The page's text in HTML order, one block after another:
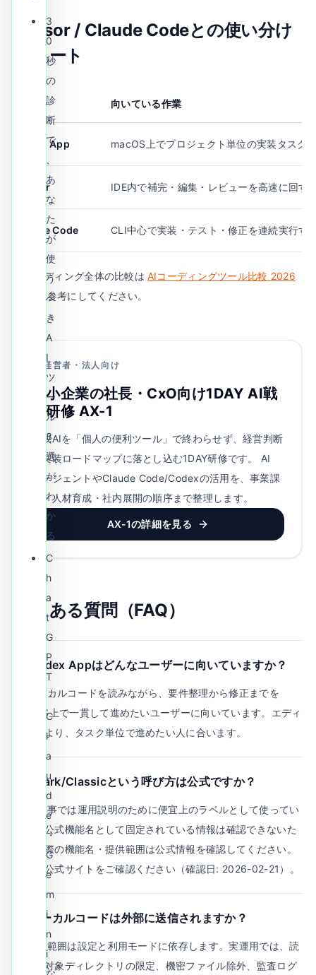
Cursor / Claude Codeとの使い分け
チャート
向いている作業
Codex App macOS上でプロジェクト単位の実装タスク
Cursor IDE内で補完・編集・レビューを高速に回す
Claude Code CLI中心で実装・テスト・修正を連続実行す
AIコーディング全体の比較は AIコーディングツール比較 2026
も参考にしてください。
経営者・法人向け
中小企業の社長・CxO向け1DAY AI戦
略研修 AX-1
生成AIを「個人の便利ツール」で終わらせず、経営判断
と実装ロードマップに落とし込む1DAY研修です。
AI
エージェントやClaude Code/Codexの活用を、事業課
題・人材育成・社内展開の順序まで整理します。
AX-1の詳細を見る
よくある質問（FAQ）
Codex Appはどんなユーザーに向いていますか？
ローカルコードを読みながら、要件整理から修正までを
macOS上で一貫して進めたいユーザーに向いています。エディ
タ補完より、タスク単位で進めたい人に合います。
Spark/Classicという呼び方は公式ですか？
本記事では運用説明のために便宜上のラベルとして使ってい
ます。公式機能名として固定されている情報は確認できないた
め、実際の機能名・提供範囲は公式情報を確認してください。
詳細は公式サイトをご確認ください（確認日: 2026-02-21）。
ローカルコードは外部に送信されますか？
送信範囲は設定と利用モードに依存します。実運用では、読
み取り対象ディレクトリの限定、機密ファイル除外、監査ログ
3
0
秒
の
診
断
で
あ
な
た
が
使
う
べ
き
A
I
ツ
ー
ル
3
選
が
わ
か
る
C
h
a
t
G
P
T
・
C
l
a
u
d
e
・
G
e
m
i
n
i